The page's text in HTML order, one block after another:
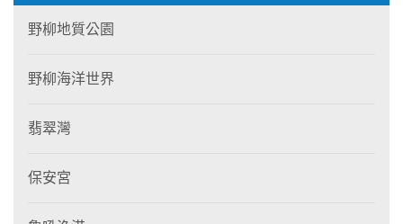
野柳地質公園
野柳海洋世界
翡翠灣
保安宮